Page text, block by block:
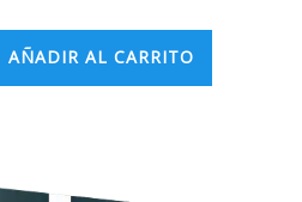
AÑADIR AL CARRITO